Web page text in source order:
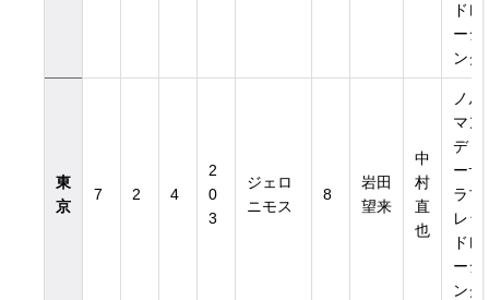
ドレ
ーシ
ング
東
京
7 2 4
2
0
3
ジェロ
ニモス
8
岩田
望来
中
村
直
也
ノル
マン
ディ
ーサ
ラブ
レッ
ドレ
ーシ
ング